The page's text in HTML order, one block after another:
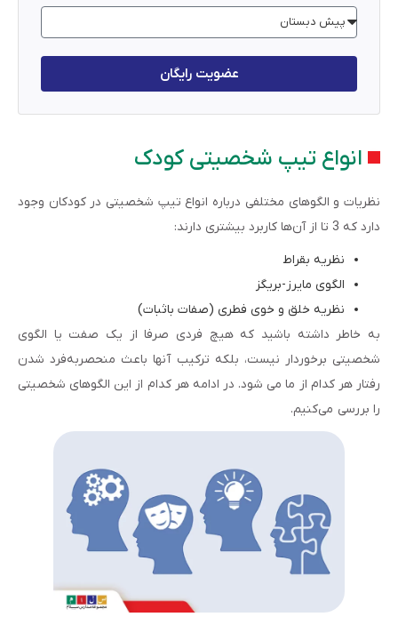
عضویت رایگان
انواع تیپ شخصیتی کودک
نظریات و الگوهای مختلفی درباره انواع تیپ شخصیتی در کودکان وجود
دارد که 3 تا از آن‌ها کاربرد بیشتری دارند:
نظریه بقراط
الگوی مایرز-بریگز
نظریه خلق و خوی فطری (صفات باثبات)
به خاطر داشته باشید که هیچ فردی صرفا از یک صفت یا الگوی
شخصیتی برخوردار نیست، بلکه ترکیب آن­ها باعث منحصربه­‌فرد شدن
رفتار هر کدام از ما می شود. در ادامه هر کدام از این الگوهای شخصیتی
را بررسی می‌کنیم.